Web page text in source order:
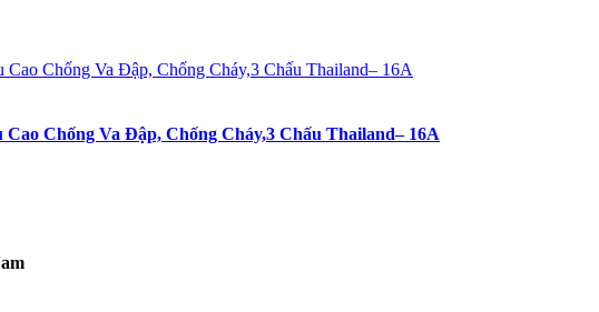
Chống Va Đập, Chống Cháy,3 Chấu Thailand– 16A